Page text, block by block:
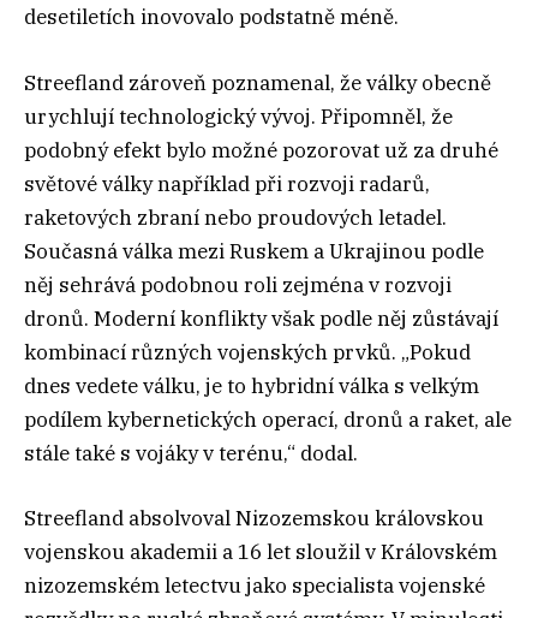
desetiletích inovovalo podstatně méně.
Streefland zároveň poznamenal, že války obecně
urychlují technologický vývoj. Připomněl, že
podobný efekt bylo možné pozorovat už za druhé
světové války například při rozvoji radarů,
raketových zbraní nebo proudových letadel.
Současná válka mezi Ruskem a Ukrajinou podle
něj sehrává podobnou roli zejména v rozvoji
dronů. Moderní konflikty však podle něj zůstávají
kombinací různých vojenských prvků. „Pokud
dnes vedete válku, je to hybridní válka s velkým
podílem kybernetických operací, dronů a raket, ale
stále také s vojáky v terénu,“ dodal.
Streefland absolvoval Nizozemskou královskou
vojenskou akademii a 16 let sloužil v Královském
nizozemském letectvu jako specialista vojenské